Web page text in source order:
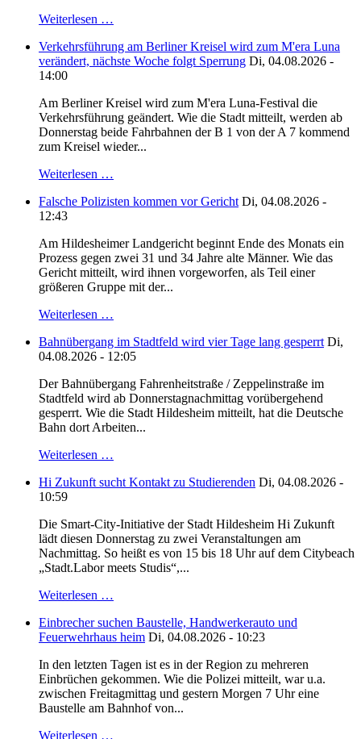
Weiterlesen …
Verkehrsführung am Berliner Kreisel wird zum M'era Luna
verändert, nächste Woche folgt Sperrung Di, 04.08.2026 -
14:00
Am Berliner Kreisel wird zum M'era Luna-Festival die
Verkehrsführung geändert. Wie die Stadt mitteilt, werden ab
Donnerstag beide Fahrbahnen der B 1 von der A 7 kommend
zum Kreisel wieder...
Weiterlesen …
Falsche Polizisten kommen vor Gericht Di, 04.08.2026 -
12:43
Am Hildesheimer Landgericht beginnt Ende des Monats ein
Prozess gegen zwei 31 und 34 Jahre alte Männer. Wie das
Gericht mitteilt, wird ihnen vorgeworfen, als Teil einer
größeren Gruppe mit der...
Weiterlesen …
Bahnübergang im Stadtfeld wird vier Tage lang gesperrt Di,
04.08.2026 - 12:05
Der Bahnübergang Fahrenheitstraße / Zeppelinstraße im
Stadtfeld wird ab Donnerstagnachmittag vorübergehend
gesperrt. Wie die Stadt Hildesheim mitteilt, hat die Deutsche
Bahn dort Arbeiten...
Weiterlesen …
Hi Zukunft sucht Kontakt zu Studierenden Di, 04.08.2026 -
10:59
Die Smart-City-Initiative der Stadt Hildesheim Hi Zukunft
lädt diesen Donnerstag zu zwei Veranstaltungen am
Nachmittag. So heißt es von 15 bis 18 Uhr auf dem Citybeach
„Stadt.Labor meets Studis“,...
Weiterlesen …
Einbrecher suchen Baustelle, Handwerkerauto und
Feuerwehrhaus heim Di, 04.08.2026 - 10:23
In den letzten Tagen ist es in der Region zu mehreren
Einbrüchen gekommen. Wie die Polizei mitteilt, war u.a.
zwischen Freitagmittag und gestern Morgen 7 Uhr eine
Baustelle am Bahnhof von...
Weiterlesen …